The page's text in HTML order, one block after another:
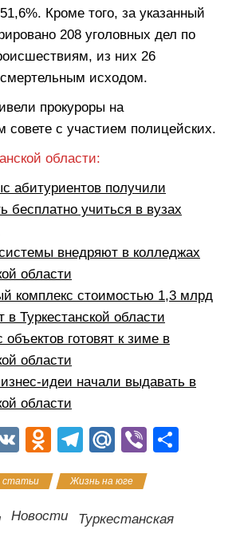
Кроме того, за указанный
208 уголовных дел по
из них 26
исходом.
прокуроры на
совете с участием полицейских.
области:
абитуриентов получили
бесплатно учиться в вузах
внедряют в колледжах
области
комплекс стоимостью 1,3 млрд
в Туркестанской области
готовят к зиме в
области
идеи начали выдавать в
области
V
O
n
o
T
e
gr
M
.R
u
Vi
статьи Жизнь на юге
Новости
Туркестанская